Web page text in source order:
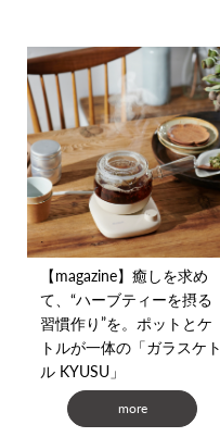
【magazine】癒しを求め
て、“ハーブティーを摂る
習慣作り”を。ポットとケ
トルが一体の「ガラスケト
ル KYUSU」
more